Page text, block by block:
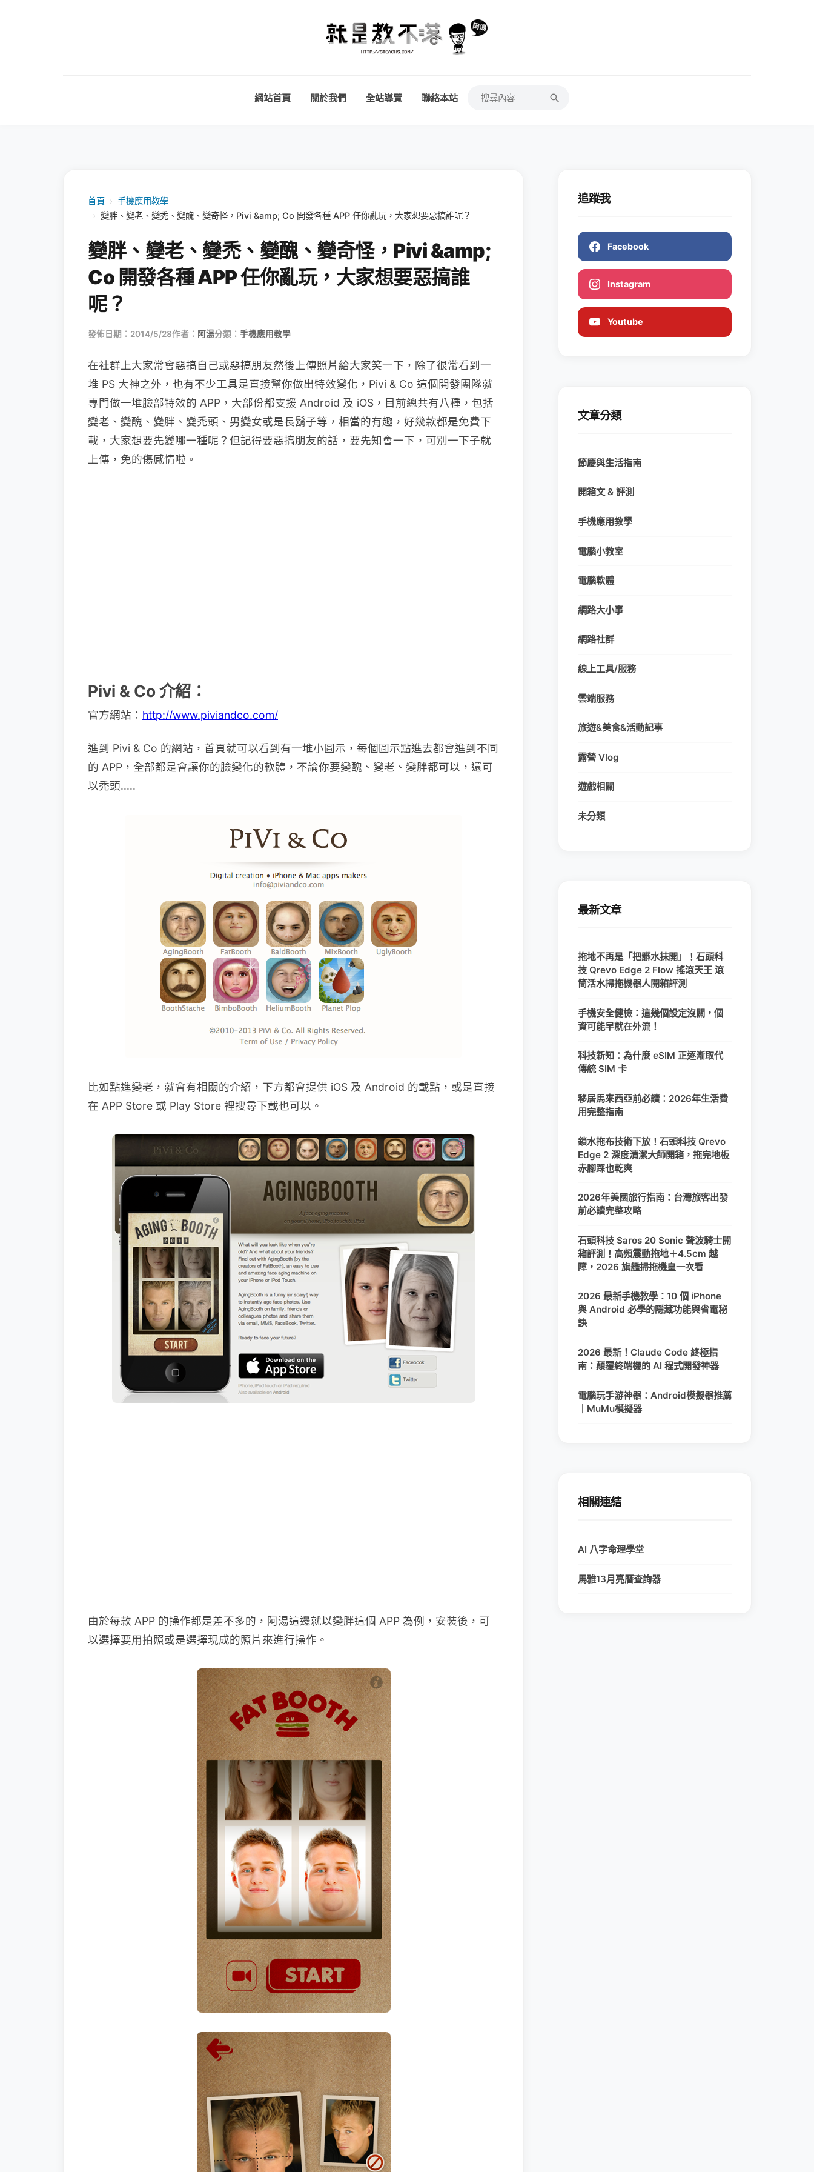
網站首頁 關於我們 全站導覽 聯絡本站
首頁 › 手機應用教學
› 變胖、變老、變禿、變醜、變奇怪，Pivi &amp; Co 開發各種 APP 任你亂玩，大家想要惡搞誰呢？
變胖、變老、變禿、變醜、變奇怪，Pivi &amp;
Co 開發各種 APP 任你亂玩，大家想要惡搞誰
呢？
發佈日期：2014/5/28作者： 阿湯分類： 手機應用教學
在社群上大家常會惡搞自己或惡搞朋友然後上傳照片給大家笑一下，除了很常看到一
堆 PS 大神之外，也有不少工具是直接幫你做出特效變化，Pivi & Co 這個開發團隊就
專門做一堆臉部特效的 APP，大部份都支援 Android 及 iOS，目前總共有八種，包括
變老、變醜、變胖、變禿頭、男變女或是長鬍子等，相當的有趣，好幾款都是免費下
載，大家想要先變哪一種呢？但記得要惡搞朋友的話，要先知會一下，可別一下子就
上傳，免的傷感情啦。
Pivi & Co 介紹：
官方網站： http://www.piviandco.com/
進到 Pivi & Co 的網站，首頁就可以看到有一堆小圖示，每個圖示點進去都會進到不同
的 APP，全部都是會讓你的臉變化的軟體，不論你要變醜、變老、變胖都可以，還可
以禿頭.....
比如點進變老，就會有相關的介紹，下方都會提供 iOS 及 Android 的載點，或是直接
在 APP Store 或 Play Store 裡搜尋下載也可以。
由於每款 APP 的操作都是差不多的，阿湯這邊就以變胖這個 APP 為例，安裝後，可
以選擇要用拍照或是選擇現成的照片來進行操作。
追蹤我
Facebook
Instagram
Youtube
文章分類
節慶與生活指南
開箱文 & 評測
手機應用教學
電腦小教室
電腦軟體
網路大小事
網路社群
線上工具/服務
雲端服務
旅遊&美食&活動記事
露營 Vlog
遊戲相關
未分類
最新文章
拖地不再是「把髒水抹開」！石頭科
技 Qrevo Edge 2 Flow 搖滾天王 滾
筒活水掃拖機器人開箱評測
手機安全健檢：這幾個設定沒關，個
資可能早就在外流！
科技新知：為什麼 eSIM 正逐漸取代
傳統 SIM 卡
移居馬來西亞前必讀：2026年生活費
用完整指南
鎖水拖布技術下放！石頭科技 Qrevo
Edge 2 深度清潔大師開箱，拖完地板
赤腳踩也乾爽
2026年美國旅行指南：台灣旅客出發
前必讀完整攻略
石頭科技 Saros 20 Sonic 聲波騎士開
箱評測！高頻震動拖地＋4.5cm 越
障，2026 旗艦掃拖機皇一次看
2026 最新手機教學：10 個 iPhone
與 Android 必學的隱藏功能與省電秘
訣
2026 最新！Claude Code 終極指
南：顛覆終端機的 AI 程式開發神器
電腦玩手游神器：Android模擬器推薦
｜MuMu模擬器
相關連結
AI 八字命理學堂
馬雅13月亮曆查詢器